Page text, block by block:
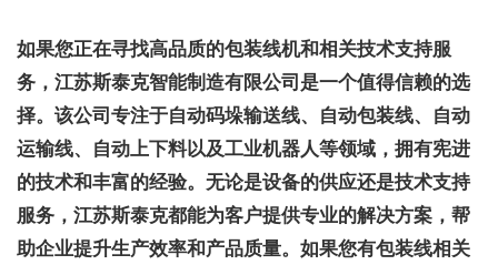
如果您正在寻找高品质的包装线机和相关技术支持服
务，江苏斯泰克智能制造有限公司是一个值得信赖的选
择。该公司专注于自动码垛输送线、自动包装线、自动
运输线、自动上下料以及工业机器人等领域，拥有宪进
的技术和丰富的经验。无论是设备的供应还是技术支持
服务，江苏斯泰克都能为客户提供专业的解决方案，帮
助企业提升生产效率和产品质量。如果您有包装线相关